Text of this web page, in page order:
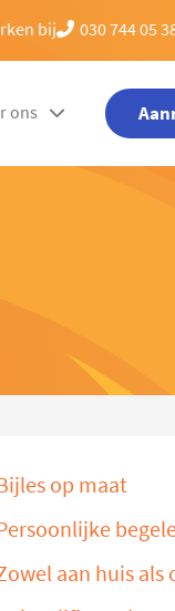
bij 030 744 05
ons
op maat
aan huis als